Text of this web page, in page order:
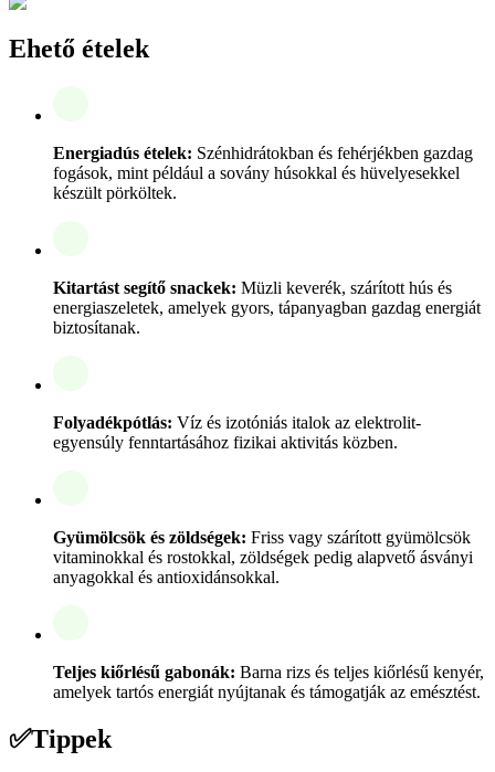
Ehető ételek
Energiadús ételek: Szénhidrátokban és fehérjékben gazdag
fogások, mint például a sovány húsokkal és hüvelyesekkel
készült pörköltek.
Kitartást segítő snackek: Müzli keverék, szárított hús és
energiaszeletek, amelyek gyors, tápanyagban gazdag energiát
biztosítanak.
Folyadékpótlás: Víz és izotóniás italok az elektrolit-
egyensúly fenntartásához fizikai aktivitás közben.
Gyümölcsök és zöldségek: Friss vagy szárított gyümölcsök
vitaminokkal és rostokkal, zöldségek pedig alapvető ásványi
anyagokkal és antioxidánsokkal.
Teljes kiőrlésű gabonák: Barna rizs és teljes kiőrlésű kenyér,
amelyek tartós energiát nyújtanak és támogatják az emésztést.
✅Tippek